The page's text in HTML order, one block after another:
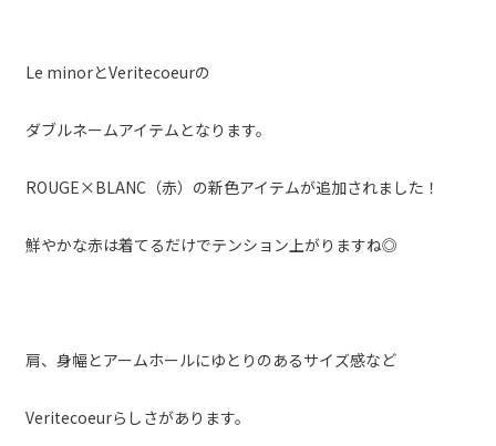
Le minorとVeritecoeurの
ダブルネームアイテムとなります。
ROUGE×BLANC（赤）の新色アイテムが追加されました！
鮮やかな赤は着てるだけでテンション上がりますね◎
肩、身幅とアームホールにゆとりのあるサイズ感など
Veritecoeurらしさがあります。